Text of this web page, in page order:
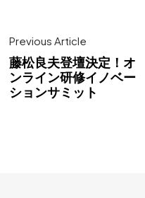
Previous Article
藤松良夫登壇決定！オ
ンライン研修イノベー
ションサミット